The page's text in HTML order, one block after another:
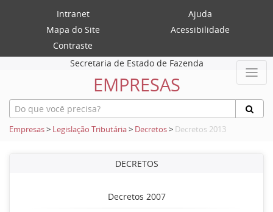
Intranet
Ajuda
Mapa do Site
Acessibilidade
Contraste
Secretaria de Estado de Fazenda
EMPRESAS
Empresas> Legislação Tributária> Decretos> Decretos 2013
DECRETOS
Decretos 2007